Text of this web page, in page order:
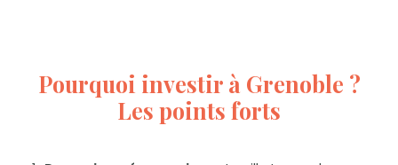
Pourquoi investir à Grenoble ?
Les points forts